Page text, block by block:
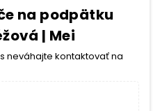
na podpätku
| Mei
neváhajte kontaktovať na